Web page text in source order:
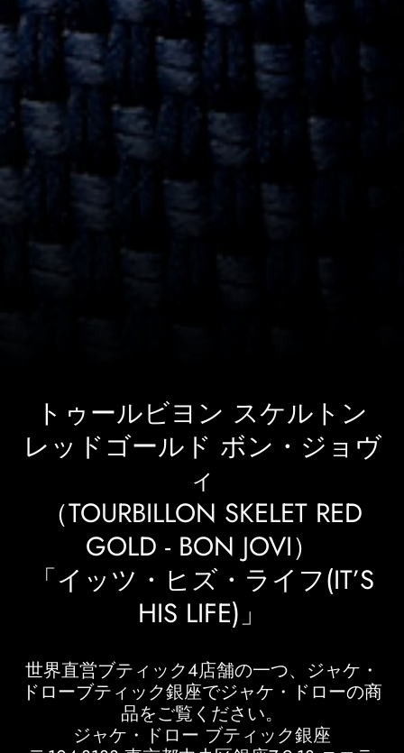
トゥールビヨン スケルトン
レッドゴールド ボン・ジョヴ
ィ
（TOURBILLON SKELET RED
GOLD - BON JOVI）
「イッツ・ヒズ・ライフ(IT’S
HIS LIFE)」
世界直営ブティック4店舗の一つ、ジャケ・
ドローブティック銀座でジャケ・ドローの商
品をご覧ください。
ジャケ・ドロー ブティック銀座